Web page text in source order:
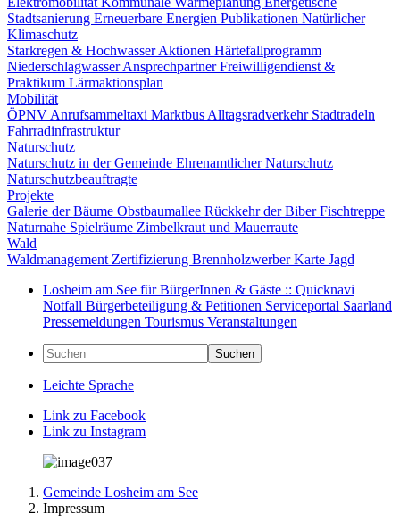
Stadtsanierung Erneuerbare Energien Publikationen Natürlicher
Klimaschutz
Starkregen & HochwasserAktionen Härtefallprogramm
NiederschlagwasserAnsprechpartnerFreiwilligendienst &
Praktikum Lärmaktionsplan
Mobilität
ÖPNV Anrufsammeltaxi Marktbus Alltagsradverkehr Stadtradeln
Fahrradinfrastruktur
Naturschutz
Naturschutz in der Gemeinde Ehrenamtlicher Naturschutz
Naturschutzbeauftragte
Projekte
Galerie der Bäume Obstbaumallee Rückkehr der BiberFischtreppe
Naturnahe Spielräume Zimbelkraut und Mauerraute
Wald
Waldmanagement Zertifizierung BrennholzwerberKarte Jagd
Losheim am See für BürgerInnen & Gäste :: Quicknavi
Notfall Bürgerbeteiligung & Petitionen Serviceportal Saarland
Pressemeldungen Tourismus Veranstaltungen
Suchen
Leichte Sprache
Link zu Facebook
Link zu Instagram
Gemeinde Losheim am See
Impressum